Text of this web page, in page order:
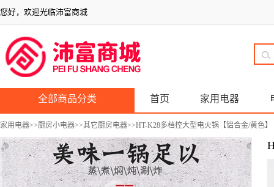
您好，欢迎光临沛富商城
全部商品分类 首页 家用电器
家用电器>>厨房小电器>>其它厨房电器>>HT-K28多档控大型电火锅【铝合金/黄色】